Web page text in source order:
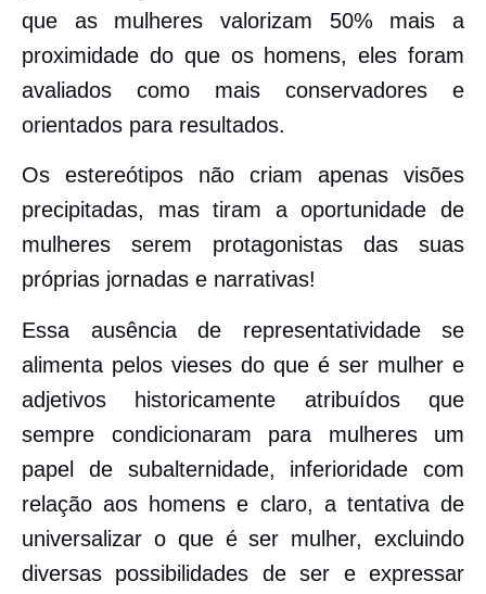
que as mulheres valorizam 50% mais a
proximidade do que os homens, eles foram
avaliados como mais conservadores e
orientados para resultados.
Os estereótipos não criam apenas visões
precipitadas, mas tiram a oportunidade de
mulheres serem protagonistas das suas
próprias jornadas e narrativas!
Essa ausência de representatividade se
alimenta pelos vieses do que é ser mulher e
adjetivos historicamente atribuídos que
sempre condicionaram para mulheres um
papel de subalternidade, inferioridade com
relação aos homens e claro, a tentativa de
universalizar o que é ser mulher, excluindo
diversas possibilidades de ser e expressar